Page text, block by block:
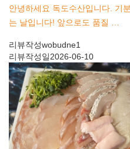
안녕하세요 독도수산입니다. 기
는 날입니다! 앞으로도 품질 …
리뷰작성wobudne1
리뷰작성일2026-06-10